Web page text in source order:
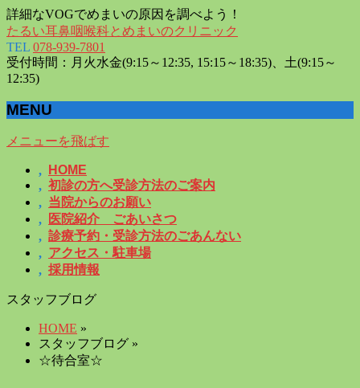
詳細なVOGでめまいの原因を調べよう！
たるい耳鼻咽喉科とめまいのクリニック
TEL 078-939-7801
受付時間：月火水金(9:15～12:35, 15:15～18:35)、土(9:15～
12:35)
MENU
メニューを飛ばす
HOME
初診の方へ受診方法のご案内
当院からのお願い
医院紹介 ごあいさつ
診療予約・受診方法のごあんない
アクセス・駐車場
採用情報
スタッフブログ
HOME »
スタッフブログ »
☆待合室☆